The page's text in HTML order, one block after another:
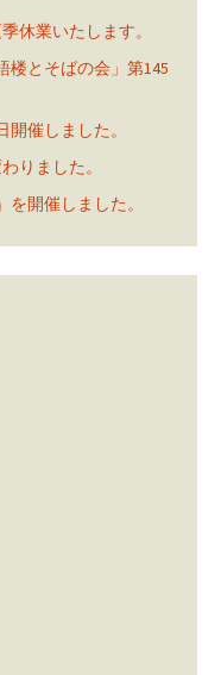
休業いたします。
楼とそばの会」第145
催しました。
りました。
開催しました。